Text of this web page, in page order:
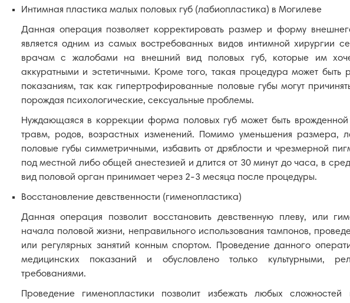
Интимная пластика малых половых губ (лабиопластика) в Могилеве
Данная операция позволяет корректировать размер и форму
является одним из самых востребованных видов интимной хирургии
врачам с жалобами на внешний вид половых губ, которые им
аккуратными и эстетичными. Кроме того, такая процедура может
показаниям, так как гипертрофированные половые губы могут
порождая психологические, сексуальные проблемы.
Нуждающаяся в коррекции форма половых губ может быть врожденной
травм, родов, возрастных изменений. Помимо уменьшения размера,
половые губы симметричными, избавить от дряблости и чрезмерной
под местной либо общей анестезией и длится от 30 минут до часа, в
вид половой орган принимает через 2-3 месяца после процедуры.
Восстановление девственности (гименопластика)
Данная операция позволит восстановить девственную плеву, или
начала половой жизни, неправильного использования тампонов,
или регулярных занятий конным спортом. Проведение данного
медицинских показаний и обусловлено только культурными,
требованиями.
Проведение гименопластики позволит избежать любых